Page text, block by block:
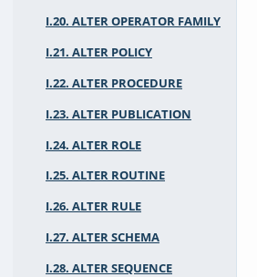
I.20. ALTER OPERATOR FAMILY
I.21. ALTER POLICY
I.22. ALTER PROCEDURE
I.23. ALTER PUBLICATION
I.24. ALTER ROLE
I.25. ALTER ROUTINE
I.26. ALTER RULE
I.27. ALTER SCHEMA
I.28. ALTER SEQUENCE